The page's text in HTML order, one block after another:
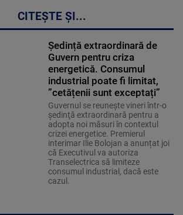
CITEȘTE ȘI...
Ședință extraordinară de
Guvern pentru criza
energetică. Consumul
industrial poate fi limitat,
”cetățenii sunt exceptați”
Guvernul se reuneşte vineri într-o
şedinţă extraordinară pentru a
adopta noi măsuri în contextul
crizei energetice. Premierul
interimar Ilie Bolojan a anunțat joi
că Executivul va autoriza
Transelectrica să limiteze
consumul industrial, dacă este
cazul.